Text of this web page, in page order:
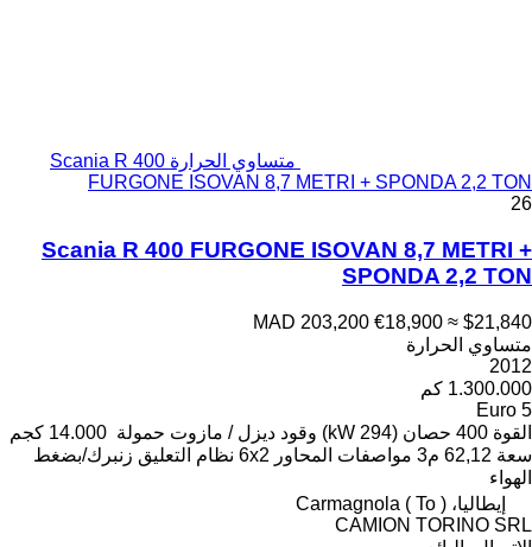
متساوي الحرارة Scania R 400
FURGONE ISOVAN 8,7 METRI + SPONDA 2,2 TON
26
Scania R 400 FURGONE ISOVAN 8,7 METRI +
SPONDA 2,2 TON
MAD 203,200 €18,900 ≈ $21,840
متساوي الحرارة
2012
1.300.000 كم
Euro 5
القوة 400 حصان (294 kW) وقود ديزل / مازوت حمولة 14.000 كجم
سعة 62,12 م3 مواصفات المحاور 6x2 نظام التعليق زنبرك/بضغط
الهواء
إيطاليا، Carmagnola ( To )
CAMION TORINO SRL